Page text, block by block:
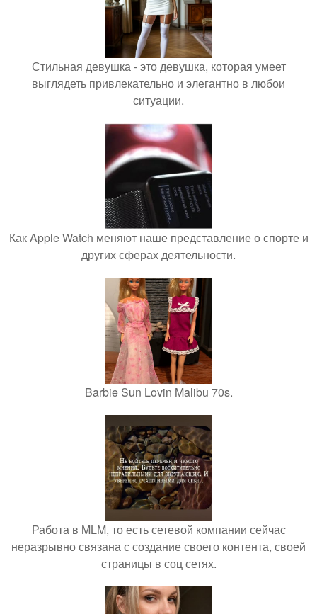
Стильная девушка - это девушка, которая умеет
выглядеть привлекательно и элегантно в любои
ситуации.
Как Apple Watch меняют наше представление о спорте и
других сферах деятельности.
Barbie Sun Lovin Malibu 70s.
Работа в MLM, то есть сетевой компании сейчас
неразрывно связана с создание своего контента, своей
страницы в соц сетях.